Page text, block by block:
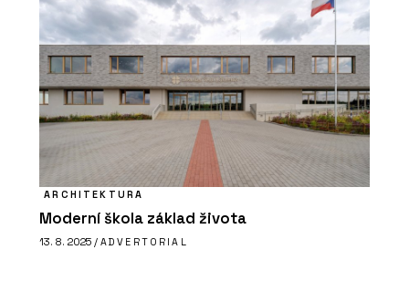
ARCHITEKTURA
Moderní škola základ života
13. 8. 2025 / ADVERTORIAL